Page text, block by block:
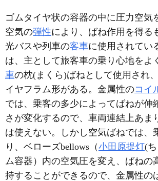
ゴムタイヤ状の容器の中に圧力空気
空気の弾性により、ばね作用を得る
光バスや列車の客車に使用されてい
は、主として旅客車の乗り心地をよ
車の枕(まくら)ばねとして使用され
イヤフラム形がある。金属性のコイ
では、乗客の多少によってばねが伸
さが変化するので、車両連結上あま
は使えない。しかし空気ばねでは、
り、ベローズbellows（小田原提灯(
ム容器）内の空気圧を変え、ばねの
持することができるので、金属性の